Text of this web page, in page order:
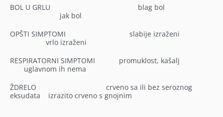
BOL U GRLU
blag bol
jak bol
OPŠTI SIMPTOMI
slabije izraženi
vrlo izraženi
RESPIRATORNI SIMPTOMI promuklost, kašalj
uglavnom ih nema
ŽDRELO
crveno sa ili bez seroznog
eksudata
izrazito crveno s gnojnim